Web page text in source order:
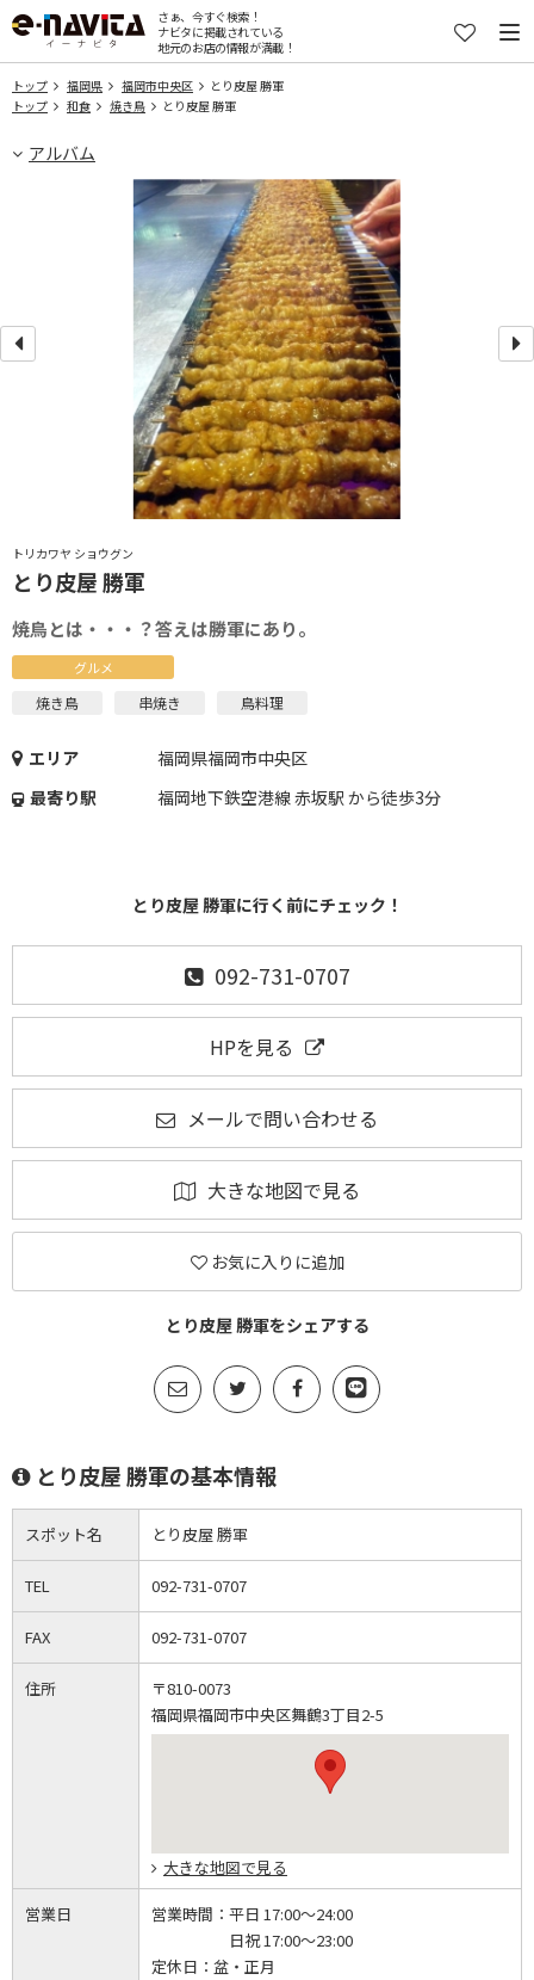
さぁ、今すぐ検索！
ナビタに掲載されている
地元のお店の情報が満載！
トップ 福岡県 福岡市中央区
とり皮屋 勝軍
トップ
和食 焼き鳥 とり皮屋 勝軍
アルバム
トリカワヤ ショウグン
とり皮屋 勝軍
焼鳥とは・・・？答えは勝軍にあり。
グルメ
焼き鳥 串焼き 鳥料理
エリア
福岡県福岡市中央区
最寄り駅
福岡地下鉄空港線 赤坂駅 から徒歩3分
とり皮屋 勝軍に行く前にチェック！
092-731-0707
HPを見る
メールで問い合わせる
大きな地図で見る
お気に入りに追加
とり皮屋 勝軍をシェアする
とり皮屋 勝軍の基本情報
スポット名 とり皮屋 勝軍
TEL 092-731-0707
FAX 092-731-0707
住所
〒810-0073
福岡県福岡市中央区舞鶴3丁目2-5
大きな地図で見る
営業日 営業時間： 平日 17:00～24:00
日祝 17:00～23:00
定休日： 盆・正月